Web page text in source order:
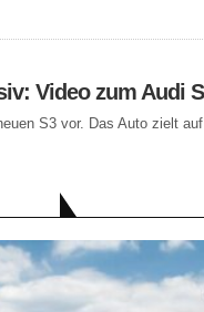
Video zum Audi
S3 vor. Das Auto zielt